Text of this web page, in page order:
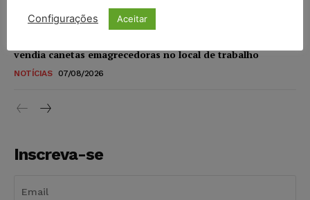
07/08/2026
vendia canetas emagrecedoras no local de trabalho
NOTÍCIAS 07/08/2026
Inscreva-se
Configurações Aceitar